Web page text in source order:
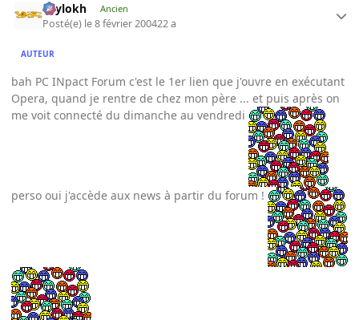
Psylokh Ancien
Posté(e) le 8 février 200422 a
AUTEUR
bah PC INpact Forum c'est le 1er lien que j'ouvre en exécutant
Opera, quand je rentre de chez mon père ... et puis après on
me voit connecté du dimanche au vendredi
perso oui j'accède aux news à partir du forum !